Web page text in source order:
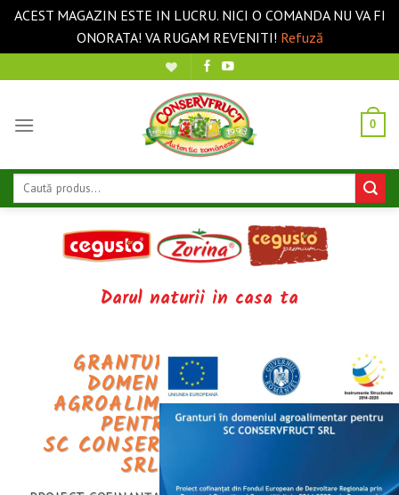
ACEST MAGAZIN ESTE IN LUCRU. NICI O COMANDA NU VA FI
ONORATA! VA RUGAM REVENITI! Refuză
0
Caută
după:
Darul naturii in casa ta
MÂNCĂRURI
DE LA TRADIŢIONALA ZACUSCĂ ȘI
PÂNĂ LA GHIVECIURILE ȘI TOCANELE
DE LEGUME, MÂNCĂRURILE DE
LEGUME CEGUSTO SUNT IDEALE LA
ORICE MASĂ ȘI PE PARCURSUL
ÎNTREGULUI AN.